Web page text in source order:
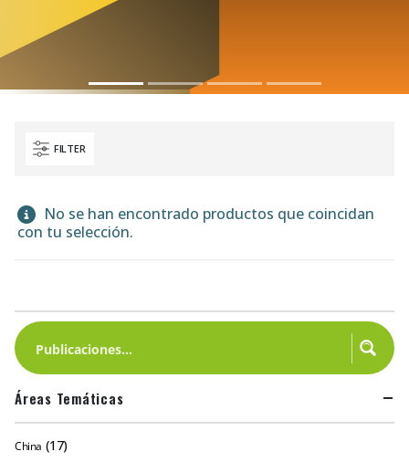
FILTER
No se han encontrado productos que coincidan
con tu selección.
Áreas Temáticas
China (17)